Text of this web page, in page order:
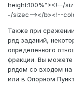
height:100%"><!--/
-/sizec--></b><!--
Также при
ряд заданий,
определенного
фракции. Вы можете
рядом со входом
или в Опорном